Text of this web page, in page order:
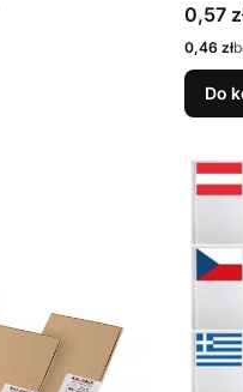
Cena
0,57
Cena
0,46 zł
Do